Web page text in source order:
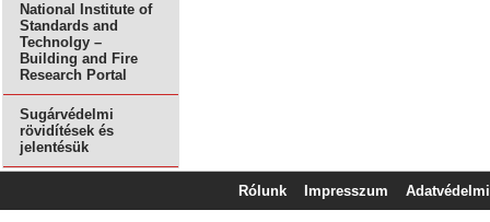
National Institute of
Standards and
Technolgy –
Building and Fire
Research Portal
Sugárvédelmi
rövidítések és
jelentésük
Rólunk Impresszum